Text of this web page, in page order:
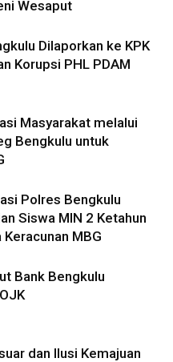
Wesaput
Dilaporkan ke KPK
Korupsi PHL PDAM
Masyarakat melalui
Bengkulu untuk
Polres Bengkulu
Siswa MIN 2 Ketahun
Keracunan MBG
Bank Bengkulu
dan Ilusi Kemajuan